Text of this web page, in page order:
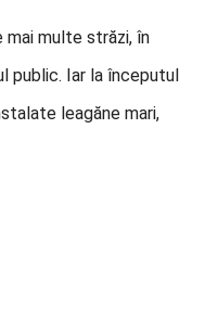
multe străzi, în
public. Iar la începutul
leagăne mari,